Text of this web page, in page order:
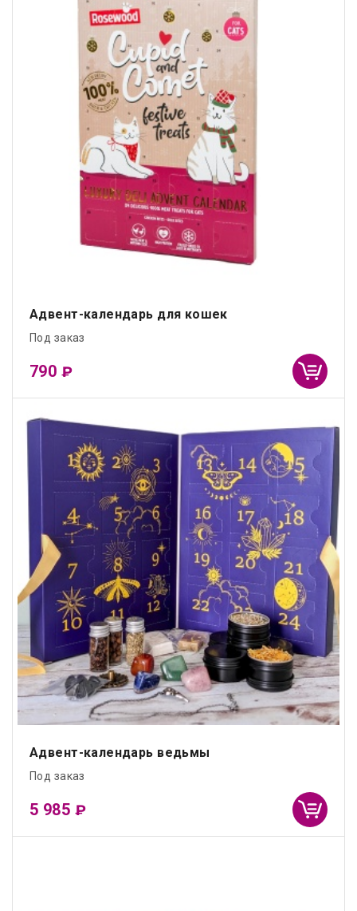
Адвент-календарь для кошек
Под заказ
790 ₽
Адвент-календарь ведьмы
Под заказ
5 985 ₽